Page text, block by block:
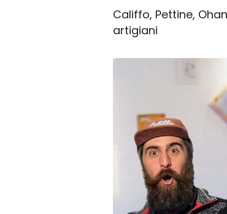
Califfo, Pettine,
artigiani